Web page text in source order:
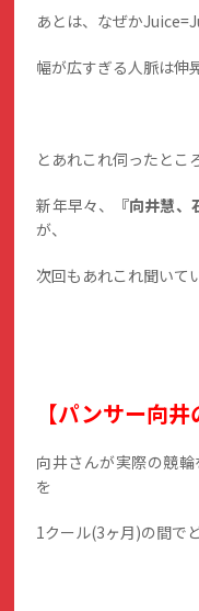
あとは、なぜか
幅が広すぎる人脈は伸
とあれこれ伺ったとこ
新年早々、 『向井慧、
が、
次回もあれこれ聞いて
【パンサー向井
向井さんが実際の競
を
1クール(3ヶ月)の間で